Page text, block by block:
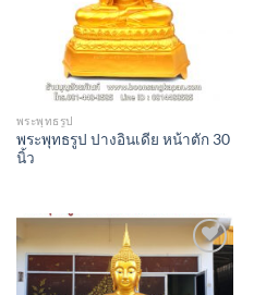
พระพุทธรูป
พระพุทธรูป ปางอินเดีย หน้าตัก 30
นิ้ว
Add to
Wishlist